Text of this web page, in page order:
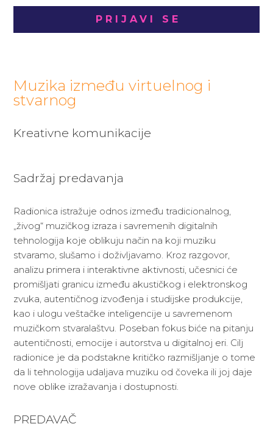
PRIJAVI SE
Muzika između virtuelnog i
stvarnog
Kreativne komunikacije
Sadržaj predavanja
Radionica istražuje odnos između tradicionalnog,
„živog“ muzičkog izraza i savremenih digitalnih
tehnologija koje oblikuju način na koji muziku
stvaramo, slušamo i doživljavamo. Kroz razgovor,
analizu primera i interaktivne aktivnosti, učesnici će
promišljati granicu između akustičkog i elektronskog
zvuka, autentičnog izvođenja i studijske produkcije,
kao i ulogu veštačke inteligencije u savremenom
muzičkom stvaralaštvu. Poseban fokus biće na pitanju
autentičnosti, emocije i autorstva u digitalnoj eri. Cilj
radionice je da podstakne kritičko razmišljanje o tome
da li tehnologija udaljava muziku od čoveka ili joj daje
nove oblike izražavanja i dostupnosti.
PREDAVAČ